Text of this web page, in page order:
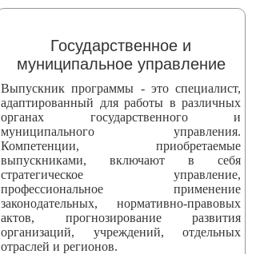
Государственное и
муниципальное управление
Выпускник программы - это специалист,
адаптированный для работы в различных
органах государственного и
муниципального управления.
Компетенции, приобретаемые
выпускниками, включают в себя
стратегическое управление,
профессиональное применение
законодательных, нормативно-правовых
актов, прогнозирование развития
организаций, учреждений, отдельных
отраслей и регионов.